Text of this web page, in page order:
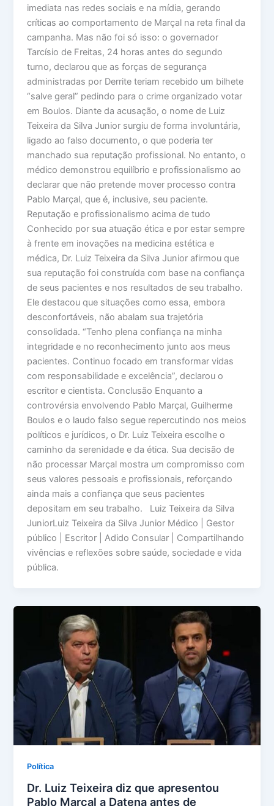
imediata nas redes sociais e na mídia, gerando
críticas ao comportamento de Marçal na reta final da
campanha. Mas não foi só isso: o governador
Tarcísio de Freitas, 24 horas antes do segundo
turno, declarou que as forças de segurança
administradas por Derrite teriam recebido um bilhete
“salve geral” pedindo para o crime organizado votar
em Boulos. Diante da acusação, o nome de Luiz
Teixeira da Silva Junior surgiu de forma involuntária,
ligado ao falso documento, o que poderia ter
manchado sua reputação profissional. No entanto, o
médico demonstrou equilíbrio e profissionalismo ao
declarar que não pretende mover processo contra
Pablo Marçal, que é, inclusive, seu paciente.
Reputação e profissionalismo acima de tudo
Conhecido por sua atuação ética e por estar sempre
à frente em inovações na medicina estética e
médica, Dr. Luiz Teixeira da Silva Junior afirmou que
sua reputação foi construída com base na confiança
de seus pacientes e nos resultados de seu trabalho.
Ele destacou que situações como essa, embora
desconfortáveis, não abalam sua trajetória
consolidada. “Tenho plena confiança na minha
integridade e no reconhecimento junto aos meus
pacientes. Continuo focado em transformar vidas
com responsabilidade e excelência”, declarou o
escritor e cientista. Conclusão Enquanto a
controvérsia envolvendo Pablo Marçal, Guilherme
Boulos e o laudo falso segue repercutindo nos meios
políticos e jurídicos, o Dr. Luiz Teixeira escolhe o
caminho da serenidade e da ética. Sua decisão de
não processar Marçal mostra um compromisso com
seus valores pessoais e profissionais, reforçando
ainda mais a confiança que seus pacientes
depositam em seu trabalho. Luiz Teixeira da Silva
JuniorLuiz Teixeira da Silva Junior Médico | Gestor
público | Escritor | Adido Consular | Compartilhando
vivências e reflexões sobre saúde, sociedade e vida
pública.
Política
Dr. Luiz Teixeira diz que apresentou
Pablo Marçal a Datena antes de